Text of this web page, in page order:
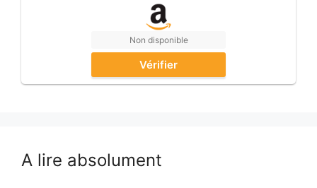
Non disponible
Vérifier
A lire absolument